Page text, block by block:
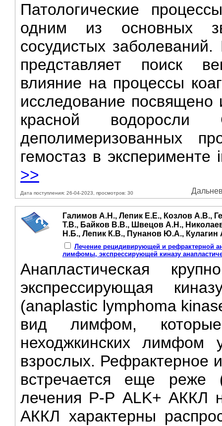
Патологические
одним из основных
сосудистых
представляет поиск
влияние на процессы
исследование посвящено
красной
деполимеризованных
гемостаз в
>>
Дата поступления: 26-04-2023, просмотров: 30
Галимов А.Н., Лепик Е.Е., Козлов А.В.,
Т.В., Байков В.В., Швецов А.Н.,
Н.Б., Лепик К.В., Пунанов Ю.А., Кулагин
Лечение рецидивирующей и рефрактерной
лимфомы, экспрессирующей киназу
Анапластическая
экспрессирующая
(anaplastic lymphoma
вид лимфом,
неходжкинских
взрослых. Рефрактерное
встречается еще реже
лечения Р-Р ALK+ АККЛ
АККЛ характерны